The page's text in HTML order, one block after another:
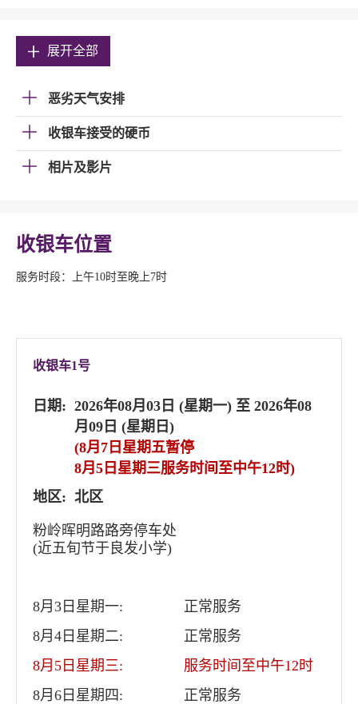
展开全部
恶劣天气安排
收银车接受的硬币
相片及影片
收银车位置
服务时段：上午10时至晚上7时
收银车1号
日期: 2026年08月03日 (星期一) 至 2026年08
月09日 (星期日)
(8月7日星期五暂停
8月5日星期三服务时间至中午12时)
地区: 北区
粉岭晖明路路旁停车处
(近五旬节于良发小学)
8月3日星期一:
正常服务
8月4日星期二:
正常服务
8月5日星期三:
服务时间至中午12时
8月6日星期四:
正常服务